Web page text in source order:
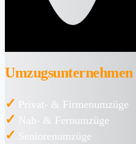
Umzugsunternehmen
✓ Privat- & Firmenumzüge
✓ Nah- & Fernumzüge
✓ Seniorenumzüge